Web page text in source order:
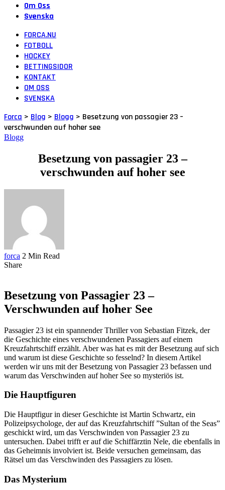
Om Oss
Svenska
FORCA.NU
FOTBOLL
HOCKEY
BETTINGSIDOR
KONTAKT
OM OSS
SVENSKA
Forca > Blog > Blogg > Besetzung von passagier 23 –
verschwunden auf hoher see
Blogg
Besetzung von passagier 23 –
verschwunden auf hoher see
forca 2 Min Read
Share
Besetzung von Passagier 23 –
Verschwunden auf hoher See
Passagier 23 ist ein spannender Thriller von Sebastian Fitzek, der
die Geschichte eines verschwundenen Passagiers auf einem
Kreuzfahrtschiff erzählt. Aber was hat es mit der Besetzung auf sich
und warum ist diese Geschichte so fesselnd? In diesem Artikel
werden wir uns mit der Besetzung von Passagier 23 befassen und
warum das Verschwinden auf hoher See so mysteriös ist.
Die Hauptfiguren
Die Hauptfigur in dieser Geschichte ist Martin Schwartz, ein
Polizeipsychologe, der auf das Kreuzfahrtschiff ”Sultan of the Seas”
geschickt wird, um das Verschwinden von Passagier 23 zu
untersuchen. Dabei trifft er auf die Schiffärztin Nele, die ebenfalls in
das Geheimnis involviert ist. Beide versuchen gemeinsam, das
Rätsel um das Verschwinden des Passagiers zu lösen.
Das Mysterium